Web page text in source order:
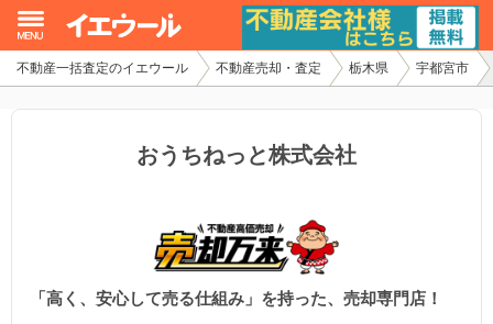
不動産一括査定のイエウール 不動産売却・査定 栃木県 宇都宮市
おうちねっと株式会社
「⾼く、安⼼して売る仕組み」を持った、売却専門店！
イエウール加盟希望の不動産会社様
不動産の売却・一括査定
家査定シミュレーター